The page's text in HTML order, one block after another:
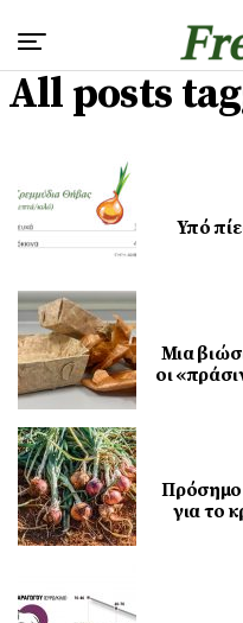
All posts
Υπό
Μια
οι
Πρόσημο
για το